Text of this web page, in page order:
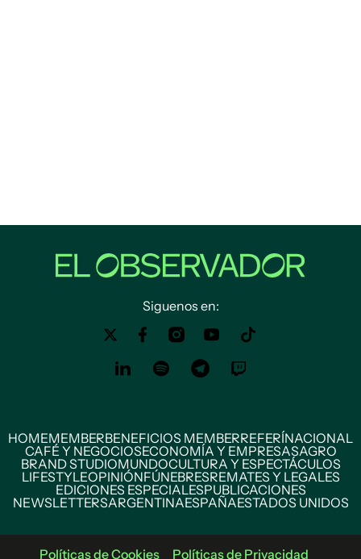
Siguenos en:
HOMEMEMBERBENEFICIOS MEMBERREFERÍNACIONAL
CAFÉ Y NEGOCIOSECONOMÍA Y EMPRESASAGRO
BRAND STUDIOMUNDOCULTURA Y ESPECTÁCULOS
LIFESTYLEOPINIÓNFÚNEBRESREMATES Y LEGALES
EDICIONES ESPECIALESPUBLICACIONES
NEWSLETTERSARGENTINAESPAÑAESTADOS UNIDOS
Políticas de Cookies Políticas de Privacidad